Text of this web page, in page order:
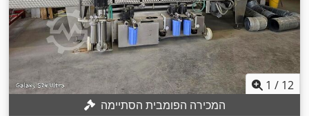
1 / 12
המכירה הפומבית הסתיימה